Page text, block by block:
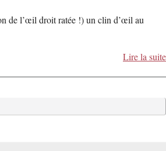
de l’œil droit ratée !) un clin d’œil au
Lire la suite